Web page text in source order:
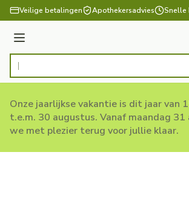
Ga naar de inhoud
Veilige betalingen Apothekersadvies Snelle
Menu
Product, merk, categorie...
Onze jaarlijkse vakantie is dit jaar van
t.e.m. 30 augustus. Vanaf maandag
we met plezier terug voor jullie klaar.